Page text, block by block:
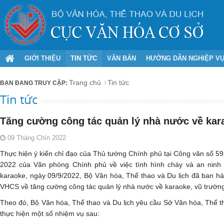
GIỚI THIỆU TIN TỨC VĂN BẢN HƯỚNG DẪN NGHIỆP VỤ
Trang chủ Tin tức
Tin tức
Tăng cường công tác quản lý nhà nước về
09 Tháng Chín 2022
Thực hiện ý kiến chỉ đạo của Thủ tướng Chính phủ tại Công văn số
2022 của Văn phòng Chính phủ về việc tình hình cháy và an
karaoke, ngày 09/9/2022, Bộ Văn hóa, Thể thao và Du lịch đã ban
VHCS về tăng cường công tác quản lý nhà nước về karaoke, vũ
Theo đó, Bộ Văn hóa, Thể thao và Du lịch yêu cầu Sở Văn hóa, Thể
thực hiện một số nhiệm vụ sau: